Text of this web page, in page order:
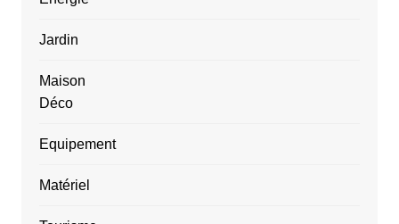
Jardin
Maison
Déco
Equipement
Matériel